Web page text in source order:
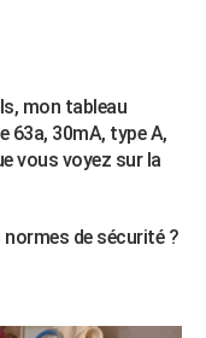
mon tableau
63a, 30mA, type A,
vous voyez sur la
de sécurité ?